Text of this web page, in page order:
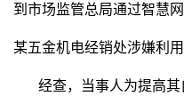
到市场监管总局通过智慧
某五金机电经销处涉嫌利
经查，当事人为提高